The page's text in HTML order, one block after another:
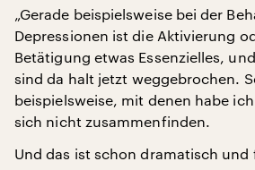
„Gerade beispielsweise bei der
Depressionen ist die Aktivierung
Betätigung etwas Essenzielles,
sind da halt jetzt weggebrochen.
beispielsweise, mit denen habe
sich nicht zusammenfinden.
Und das ist schon dramatisch und